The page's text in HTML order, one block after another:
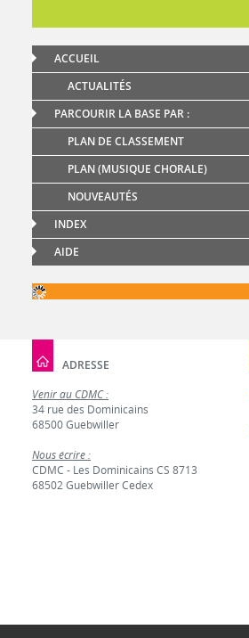
ACCUEIL
ACTUALITÉS
PARCOURIR LA BASE PAR :
PLAN DE CLASSEMENT
PLAN (MUSIQUE CHORALE)
NOUVEAUTÉS
INDEX
AIDE
ADRESSE
Venir au CDMC :
34 rue des Dominicains
68500 Guebwiller
Nous écrire :
CDMC - Les Dominicains CS 8713
68502 Guebwiller Cedex